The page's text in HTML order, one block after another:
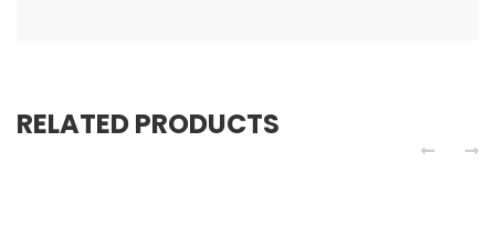
RELATED PRODUCTS